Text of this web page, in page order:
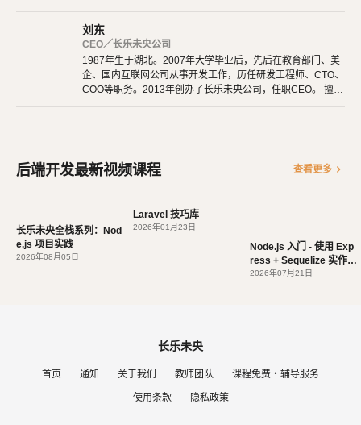
刘东
CEO／长乐未央公司
1987年生于湖北。2007年大学毕业后，先后在教育部门、美
企、国内互联网公司从事开发工作，历任研发工程师、CTO、
COO等职务。2013年创办了长乐未央公司，任职CEO。 擅长
兴趣，觉得做开发非常快乐，能创造梦想中的产品是一件非常
有幸福感的事情。喜爱阅读，尤其是历史相关的书籍。喜欢音
后端开发最新视频课程 查看更多 chevron_right
长乐未央全栈系列：Nod
e.js 项目实践
2026年08月05日
Laravel 技巧库
2026年01月23日
Node.js 入门 - 使用 Exp
ress + Sequelize 实作 A
PI
2026年07月21日
长乐未央
首页 通知 关于我们 教师团队 课程免费・辅导服务
使用条款 隐私政策